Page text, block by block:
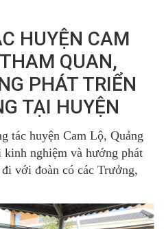
HUYỆN CAM
QUAN,
PHÁT TRIỂN
TẠI HUYỆN
tác huyện Cam Lộ, Quảng
nghiệm và hướng phát
với đoàn có các Trưởng,